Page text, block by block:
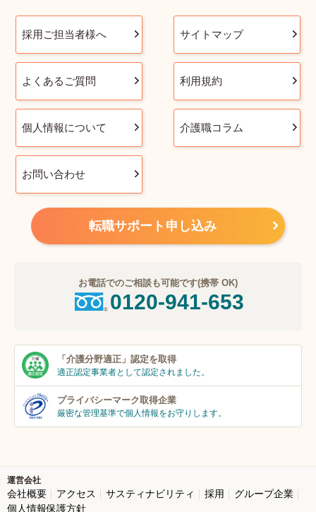
採用ご担当者様へ サイトマップ
よくあるご質問 利用規約
個人情報について 介護職コラム
お問い合わせ
転職サポート申し込み
お電話でのご相談も可能です(携帯 OK)
0120-941-653
「介護分野適正」 認定を取得
適正認定事業者として認定されました。
プライバシーマーク取得企業
厳密な管理基準で個人情報をお守りします。
運営会社
会社概要 アクセス サスティナビリティ 採用
グループ企業
個人情報保護方針